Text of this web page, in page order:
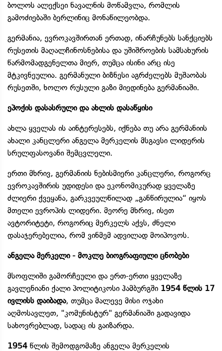
ბოლოს ალექსეი ნავალნის მოწამვლა, რომლის
გამოძიებაში ბერლინიც მონაწილეობდა.
გერმანია, ევროკავშირთან ერთად, ინარჩუნებს სანქციებს
რუსეთის მაღალჩინოსნებისა და უშიშროების სამსახურის
წარმომადგენელთა მიერ, თუმცა ისინი არც ისე
მტკივნეულია. გერმანული ბიზნესი აგრძელებს მუშაობას
რუსეთში, ხოლო რუსული გაზი მიედინება გერმანიაში.
ეპოქის დასასრული და ახლის დასაწყისი
ახლა ყველას ის აინტერესებს, იქნება თუ არა გერმანიის
ახალი კანცლერი ანგელა მერკელის მსგავსი ლიდერის
სრულფასოვანი შემცვლელი.
ერთი მხრივ, გერმანიის ნებისმიერი კანცლერი, როგორც
ევროკავშირის უდიდესი და ეკონომიკურად ყველაზე
ძლიერი ქვეყანა, გარკვეულწილად „განწირულია“ იყოს
მთელი ევროპის ლიდერი. მეორე მხრივ, ისეთ
ავტორიტეტი, როგორიც მერკელს აქვს, ძნელი
დასაჯერებელია, რომ ვინმემ ადვილად მოიპოვოს.
ანგელა მერკელი - მოკლე ბიოგრაფიული ცნობები
მსოფლიში გამორჩეული და ერთ-ერთი ყველაზე
გავლენიანი ქალი პოლიტიკოსი ჰამბურგში 1954 წლის 17
ივლისს დაიბადა, თუმცა მალევე მისი ოჯახი
აღმოსავლეთ, "კომუნისტურ" გერმანიაში გადავიდა
სახოვრებლად, სადაც ის გაიზარდა.
1954 წლის შემოდგომაზე ანგელა მერკელის